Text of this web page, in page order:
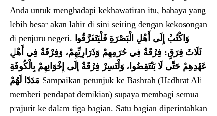
Anda untuk menghadapi kekhawatiran itu, bahaya yang
lebih besar akan lahir di sini seiring dengan kekosongan
di penjuru negeri. وَاكْتُبْ إِلَى أَهْلِ الْبَصْرَةِ فَلْيَتَفَرَّقُوا
ثَلَاثَ فِرَقٍ: فِرْقَةٌ فِي حُرَمِهِمْ وَذَرَارِيِّهِمْ، وَفِرْقَةٌ فِي أَهْلِ
عَهْدِهِمْ حَتَّى لَا يَنْتَقِضُوا، وَلْتَسِرْ فِرْقَةٌ إِلَى إِخْوَانِهِمْ بِالْكُوفَةِ
مَدَدًا لَهُمْ Sampaikan petunjuk ke Bashrah (Hadhrat Ali
memberi pendapat demikian) supaya membagi semua
prajurit ke dalam tiga bagian. Satu bagian diperintahkan